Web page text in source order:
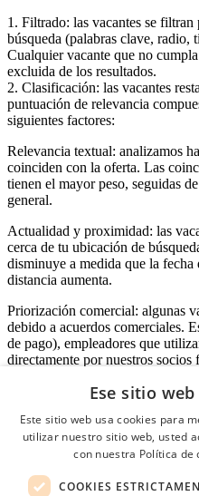
1. Filtrado: las vacantes se
búsqueda (palabras clave, radio,
Cualquier vacante que no
excluida de los resultados.
2. Clasificación: las vacantes
puntuación de relevancia
siguientes factores:
Relevancia textual: analizamos
coinciden con la oferta. Las
tienen el mayor peso, seguidas
general.
Actualidad y proximidad: las
cerca de tu ubicación de
disminuye a medida que la
distancia aumenta.
Priorización comercial: algunas
debido a acuerdos comerciales.
de pago), empleadores que
directamente por nuestros socios
Acceso empresas
Ese sitio
Este sitio web usa cookies para
utilizar nuestro sitio web, usted
con nuestra Política de
COOKIES